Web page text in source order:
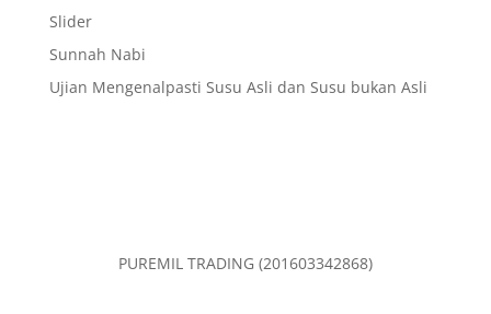
Slider
Sunnah Nabi
Ujian Mengenalpasti Susu Asli dan Susu bukan Asli
PUREMIL TRADING (201603342868)